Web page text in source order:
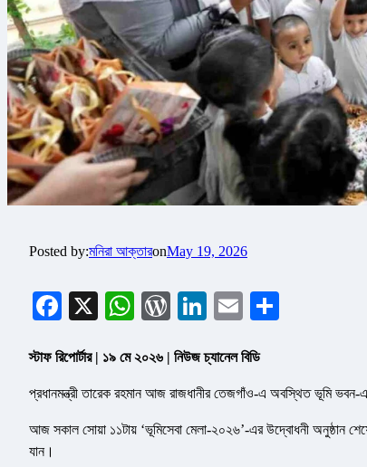
Posted by:মনিরা আক্তারonMay 19, 2026
Facebook
X WhatsApp
WordPress
LinkedIn
Email
স্টাফ রিপোর্টার | ১৯ মে ২০২৬ | নিউজ চ্যানেল বিডি
প্রধানমন্ত্রী তারেক রহমান আজ রাজধানীর তেজগাঁও-এ অবস্থিত ভূমি ভবন-
আজ সকাল সোয়া ১১টায় ‘ভূমিসেবা মেলা-২০২৬’-এর উদ্বোধনী অনুষ্ঠান শেষে
যান।